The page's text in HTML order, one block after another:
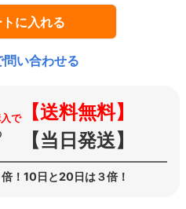
トに入れる
い合わせる
で【送料無料】
【当日発送】
！10日と20日は３倍！